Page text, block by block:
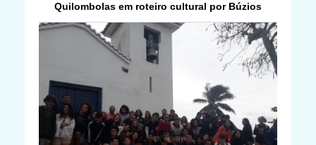
Quilombolas em roteiro cultural por Búzios